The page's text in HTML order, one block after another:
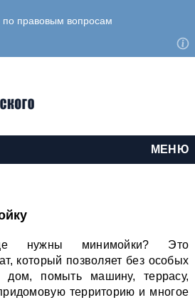
МЕНЮ
нужны минимойки? Это
который позволяет без особых
дом, помыть машину, террасу,
территорию и многое